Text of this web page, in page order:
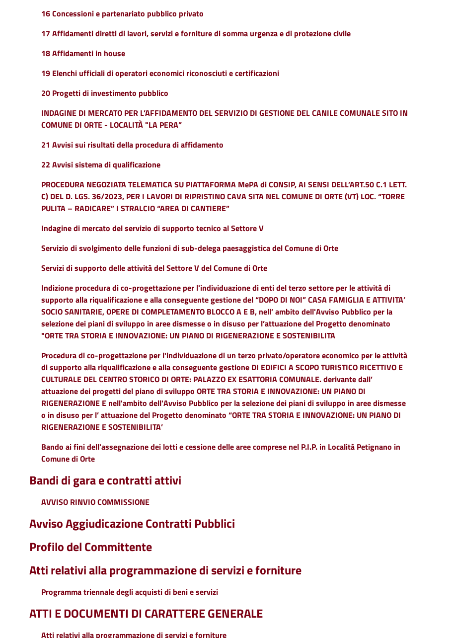
16 Concessioni e partenariato pubblico privato
17 Affidamenti diretti di lavori, servizi e forniture di somma urgenza e di protezione civile
18 Affidamenti in house
19 Elenchi ufficiali di operatori economici riconosciuti e certificazioni
20 Progetti di investimento pubblico
INDAGINE DI MERCATO PER L’AFFIDAMENTO DEL SERVIZIO DI GESTIONE DEL CANILE COMUNALE SITO IN
COMUNE DI ORTE - LOCALITÀ "LA PERA”
21 Avvisi sui risultati della procedura di affidamento
22 Avvisi sistema di qualificazione
PROCEDURA NEGOZIATA TELEMATICA SU PIATTAFORMA MePA di CONSIP, AI SENSI DELL’ART.50 C.1 LETT.
C) DEL D. LGS. 36/2023, PER I LAVORI DI RIPRISTINO CAVA SITA NEL COMUNE DI ORTE (VT) LOC. “TORRE
PULITA – RADICARE” I STRALCIO “AREA DI CANTIERE”
Indagine di mercato del servizio di supporto tecnico al Settore V
Servizio di svolgimento delle funzioni di sub-delega paesaggistica del Comune di Orte
Servizi di supporto delle attività del Settore V del Comune di Orte
Indizione procedura di co-progettazione per l'individuazione di enti del terzo settore per le attività di
supporto alla riqualificazione e alla conseguente gestione del “DOPO DI NOI” CASA FAMIGLIA E ATTIVITA’
SOCIO SANITARIE, OPERE DI COMPLETAMENTO BLOCCO A E B, nell’ ambito dell'Avviso Pubblico per la
selezione dei piani di sviluppo in aree dismesse o in disuso per l’attuazione del Progetto denominato
"ORTE TRA STORIA E INNOVAZIONE: UN PIANO DI RIGENERAZIONE E SOSTENIBILITA
Procedura di co-progettazione per l'individuazione di un terzo privato/operatore economico per le attività
di supporto alla riqualificazione e alla conseguente gestione DI EDIFICI A SCOPO TURISTICO RICETTIVO E
CULTURALE DEL CENTRO STORICO DI ORTE: PALAZZO EX ESATTORIA COMUNALE. derivante dall’
attuazione dei progetti del piano di sviluppo ORTE TRA STORIA E INNOVAZIONE: UN PIANO DI
RIGENERAZIONE E nell'ambito dell'Avviso Pubblico per la selezione dei piani di sviluppo in aree dismesse
o in disuso per l’ attuazione del Progetto denominato “ORTE TRA STORIA E INNOVAZIONE: UN PIANO DI
RIGENERAZIONE E SOSTENIBILITA’
Bando ai fini dell'assegnazione dei lotti e cessione delle aree comprese nel P.I.P. in Località Petignano in
Comune di Orte
Bandi di gara e contratti attivi
AVVISO RINVIO COMMISSIONE
Avviso Aggiudicazione Contratti Pubblici
Profilo del Committente
Atti relativi alla programmazione di servizi e forniture
Programma triennale degli acquisti di beni e servizi
ATTI E DOCUMENTI DI CARATTERE GENERALE
Atti relativi alla programmazione di servizi e forniture